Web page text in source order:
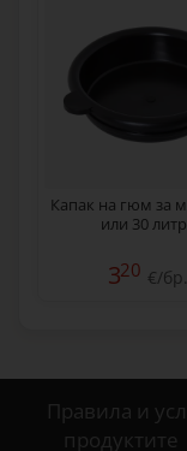
Капак на гюм за
или 30
320 €/бр.
Правила и
продуктите